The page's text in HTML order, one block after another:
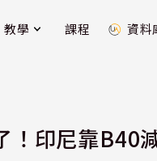
教學 課程 資料
印尼靠B40